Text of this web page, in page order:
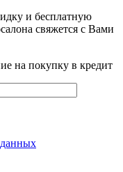
и бесплатную
свяжется с Вами
на покупку в кредит